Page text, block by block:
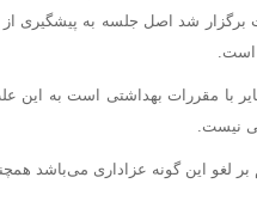
برگزار شد اصل جلسه به پیشگیری از
است.
با مقررات بهداشتی است به این
نیست.
بر لغو این گونه عزاداری می‌باشد